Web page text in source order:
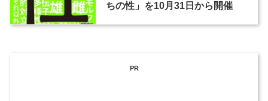
ちの性」を10月31日から開催
PR